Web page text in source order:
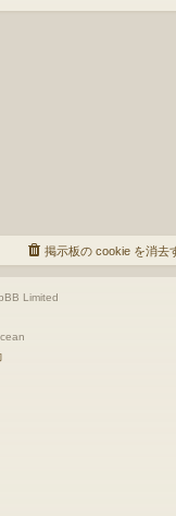
掲示板の cookie を消去
Limited